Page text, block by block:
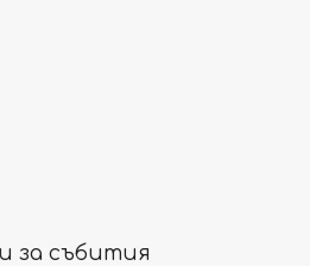
за събития